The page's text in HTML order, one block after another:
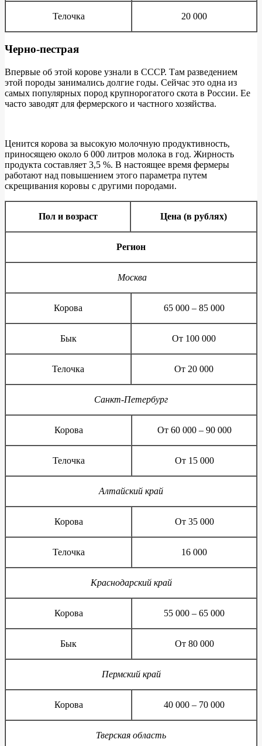
Телочка 20 000
Черно-пестрая
Впервые об этой корове узнали в СССР. Там разведением
этой породы занимались долгие годы. Сейчас это одна из
самых популярных пород крупнорогатого скота в России. Ее
часто заводят для фермерского и частного хозяйства.
Ценится корова за высокую молочную продуктивность,
приносящею около 6 000 литров молока в год. Жирность
продукта составляет 3,5 %. В настоящее время фермеры
работают над повышением этого параметра путем
скрещивания коровы с другими породами.
Пол и возраст Цена (в рублях)
Регион
Москва
Корова 65 000 – 85 000
Бык От 100 000
Телочка От 20 000
Санкт-Петербург
Корова От 60 000 – 90 000
Телочка От 15 000
Алтайский край
Корова От 35 000
Телочка 16 000
Краснодарский край
Корова 55 000 – 65 000
Бык От 80 000
Пермский край
Корова 40 000 – 70 000
Тверская область